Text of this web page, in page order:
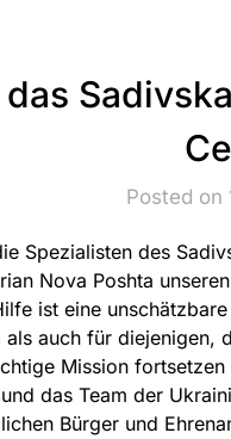
Posted on
Spezialisten des
Nova Poshta
ist eine
auch für diejenigen,
Mission
das Team der
Bürger und